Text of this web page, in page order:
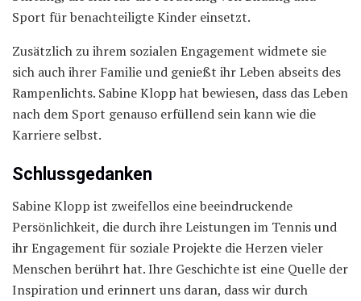
Sport für benachteiligte Kinder einsetzt.
Zusätzlich zu ihrem sozialen Engagement widmete sie
sich auch ihrer Familie und genießt ihr Leben abseits des
Rampenlichts. Sabine Klopp hat bewiesen, dass das Leben
nach dem Sport genauso erfüllend sein kann wie die
Karriere selbst.
Schlussgedanken
Sabine Klopp ist zweifellos eine beeindruckende
Persönlichkeit, die durch ihre Leistungen im Tennis und
ihr Engagement für soziale Projekte die Herzen vieler
Menschen berührt hat. Ihre Geschichte ist eine Quelle der
Inspiration und erinnert uns daran, dass wir durch